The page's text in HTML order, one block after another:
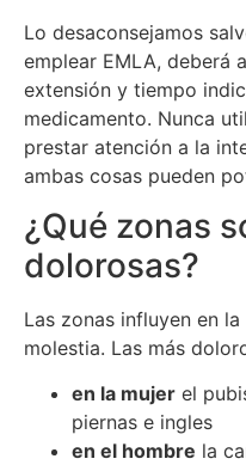
Lo desaconsejamos
emplear EMLA, deberá
extensión y tiempo
medicamento. Nunca
prestar atención a la
ambas cosas pueden
¿Qué zonas
dolorosas?
Las zonas influyen en
molestia. Las más
en la mujer el
piernas e ingles
en el hombre la